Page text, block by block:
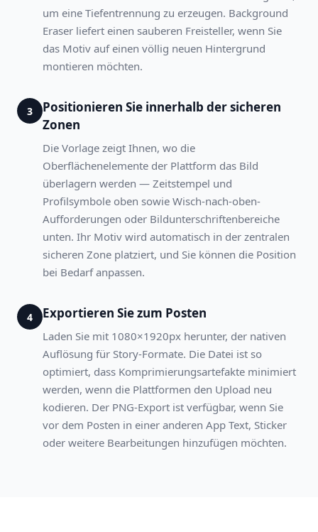
um eine Tiefentrennung zu erzeugen. Background
Eraser liefert einen sauberen Freisteller, wenn Sie
das Motiv auf einen völlig neuen Hintergrund
montieren möchten.
3
Positionieren Sie innerhalb der sicheren
Zonen
Die Vorlage zeigt Ihnen, wo die
Oberflächenelemente der Plattform das Bild
überlagern werden — Zeitstempel und
Profilsymbole oben sowie Wisch-nach-oben-
Aufforderungen oder Bildunterschriftenbereiche
unten. Ihr Motiv wird automatisch in der zentralen
sicheren Zone platziert, und Sie können die Position
bei Bedarf anpassen.
4 Exportieren Sie zum Posten
Laden Sie mit 1080×1920px herunter, der nativen
Auflösung für Story-Formate. Die Datei ist so
optimiert, dass Komprimierungsartefakte minimiert
werden, wenn die Plattformen den Upload neu
kodieren. Der PNG-Export ist verfügbar, wenn Sie
vor dem Posten in einer anderen App Text, Sticker
oder weitere Bearbeitungen hinzufügen möchten.